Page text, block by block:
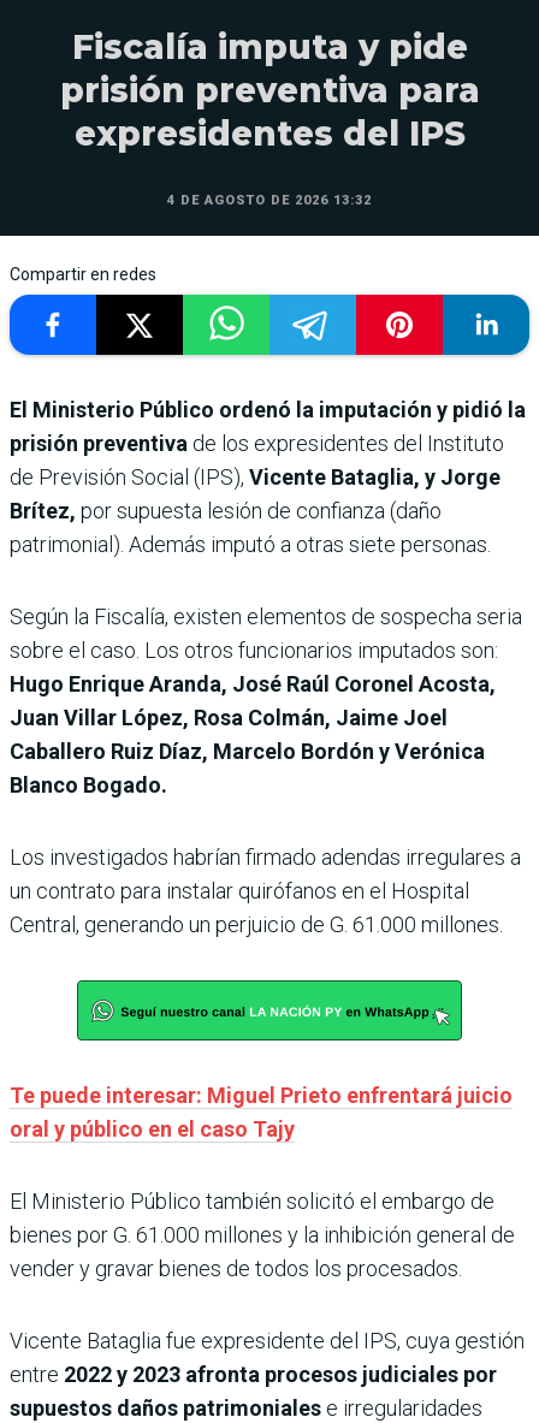
Fiscalía imputa y pide
prisión preventiva para
expresidentes del IPS
4 DE AGOSTO DE 2026 13:32
Compartir en redes
El Ministerio Público ordenó la imputación y pidió la
prisión preventiva de los expresidentes del Instituto
de Previsión Social (IPS), Vicente Bataglia, y Jorge
Brítez, por supuesta lesión de confianza (daño
patrimonial). Además imputó a otras siete personas.
Según la Fiscalía, existen elementos de sospecha seria
sobre el caso. Los otros funcionarios imputados son:
Hugo Enrique Aranda, José Raúl Coronel Acosta,
Juan Villar López, Rosa Colmán, Jaime Joel
Caballero Ruiz Díaz, Marcelo Bordón y Verónica
Blanco Bogado.
Los investigados habrían firmado adendas irregulares a
un contrato para instalar quirófanos en el Hospital
Central, generando un perjuicio de G. 61.000 millones.
Te puede interesar: Miguel Prieto enfrentará juicio
oral y público en el caso Tajy
El Ministerio Público también solicitó el embargo de
bienes por G. 61.000 millones y la inhibición general de
vender y gravar bienes de todos los procesados.
Vicente Bataglia fue expresidente del IPS, cuya gestión
entre 2022 y 2023 afronta procesos judiciales por
supuestos daños patrimoniales e irregularidades